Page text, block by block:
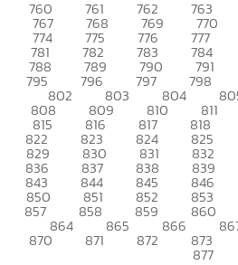
760 761 762 763
767 768 769 770
774 775 776 777
781 782 783 784
788 789 790 791
795 796 797 798
802 803 804
808 809 810 811
815 816 817 818
822 823 824 825
829 830 831 832
836 837 838 839
843 844 845 846
850 851 852 853
857 858 859 860
864 865 866
870 871 872 873
877